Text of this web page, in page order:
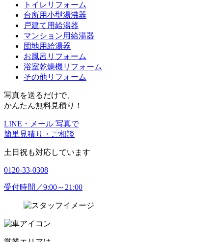
トイレリフォーム
台所用小型湯沸器
戸建て用給湯器
マンション用給湯器
団地用給湯器
お風呂リフォーム
浴室乾燥機リフォーム
その他リフォーム
写真を送るだけで、
かんたん無料見積り！
LINE・メール 写真で
簡単見積り・ご相談
土日祝も対応しています
0120-33-0308
受付時間／9:00～21:00